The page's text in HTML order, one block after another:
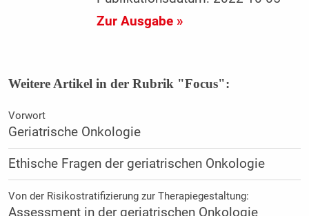
Zur Ausgabe »
Weitere Artikel in der Rubrik "Focus":
Vorwort
Geriatrische Onkologie
Ethische Fragen der geriatrischen Onkologie
Von der Risikostratifizierung zur Therapiegestaltung:
Assessment in der geriatrischen Onkologie